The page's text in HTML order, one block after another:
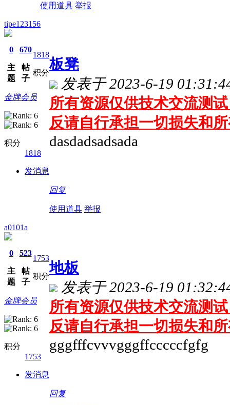
使用道具 举报
tipe123156
0
主
题
670
帖
子
1818
积分
金牌会员
积分
1818
发消息
板凳
发表于 2023-6-19
所有资源仅供技术交流测
反请自行承担一切损失和
dasdadsadsada
回复
使用道具 举报
a0101a
0
主
题
523
帖
子
1753
积分
金牌会员
积分
1753
发消息
地板
发表于 2023-6-19
所有资源仅供技术交流测
反请自行承担一切损失和
gggfffcvvvgggffcccccfgfg
回复